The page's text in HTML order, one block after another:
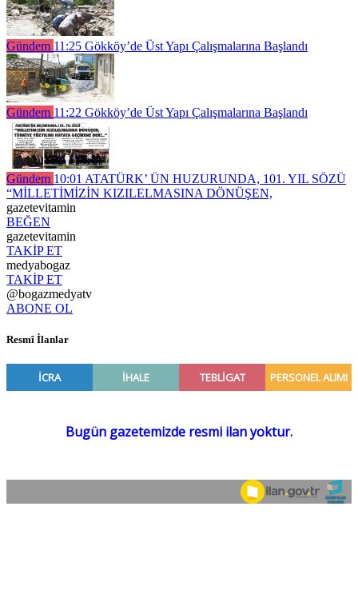
Gündem 11:25 Gökköy’de Üst Yapı Çalışmalarına Başlandı
Gündem 11:22 Gökköy’de Üst Yapı Çalışmalarına Başlandı
Gündem 10:01 ATATÜRK’ ÜN HUZURUNDA, 101. YIL SÖZÜ
“MİLLETİMİZİN KIZILELMASINA DÖNÜŞEN,
gazetevitamin
BEĞEN
gazetevitamin
TAKİP ET
medyabogaz
TAKİP ET
@bogazmedyatv
ABONE OL
Resmî İlanlar